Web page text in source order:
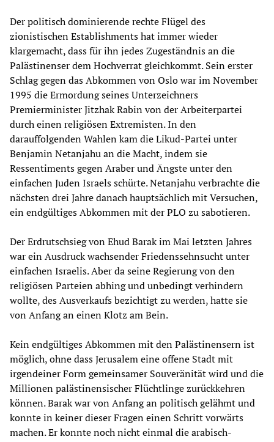
Der politisch dominierende rechte Flügel des
zionistischen Establishments hat immer wieder
klargemacht, dass für ihn jedes Zugeständnis an die
Palästinenser dem Hochverrat gleichkommt. Sein erster
Schlag gegen das Abkommen von Oslo war im November
1995 die Ermordung seines Unterzeichners
Premierminister Jitzhak Rabin von der Arbeiterpartei
durch einen religiösen Extremisten. In den
darauffolgenden Wahlen kam die Likud-Partei unter
Benjamin Netanjahu an die Macht, indem sie
Ressentiments gegen Araber und Ängste unter den
einfachen Juden Israels schürte. Netanjahu verbrachte die
nächsten drei Jahre danach hauptsächlich mit Versuchen,
ein endgültiges Abkommen mit der PLO zu sabotieren.
Der Erdrutschsieg von Ehud Barak im Mai letzten Jahres
war ein Ausdruck wachsender Friedenssehnsucht unter
einfachen Israelis. Aber da seine Regierung von den
religiösen Parteien abhing und unbedingt verhindern
wollte, des Ausverkaufs bezichtigt zu werden, hatte sie
von Anfang an einen Klotz am Bein.
Kein endgültiges Abkommen mit den Palästinensern ist
möglich, ohne dass Jerusalem eine offene Stadt mit
irgendeiner Form gemeinsamer Souveränität wird und die
Millionen palästinensischer Flüchtlinge zurückkehren
können. Barak war von Anfang an politisch gelähmt und
konnte in keiner dieser Fragen einen Schritt vorwärts
machen. Er konnte noch nicht einmal die arabisch-